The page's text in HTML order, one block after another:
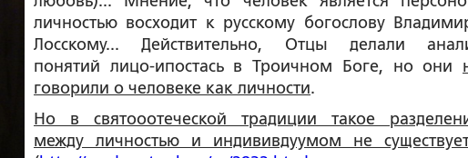
личностью восходит к русскому богослову
Лосскому... Действительно,
Отцы делали
понятий лицо-ипостась в Троичном Боге, но они
говорили о человеке как личности.
Но в святооотеческой традиции такое
между личностью и индививдуумом не существует